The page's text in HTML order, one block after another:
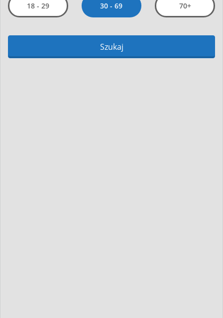
18 - 29 30 - 69 70+
Szukaj